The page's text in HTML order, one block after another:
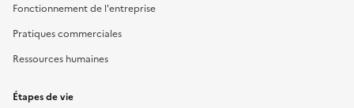
Fonctionnement de l'entreprise
Pratiques commerciales
Ressources humaines
Étapes de vie